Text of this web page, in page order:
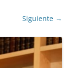
Siguiente →